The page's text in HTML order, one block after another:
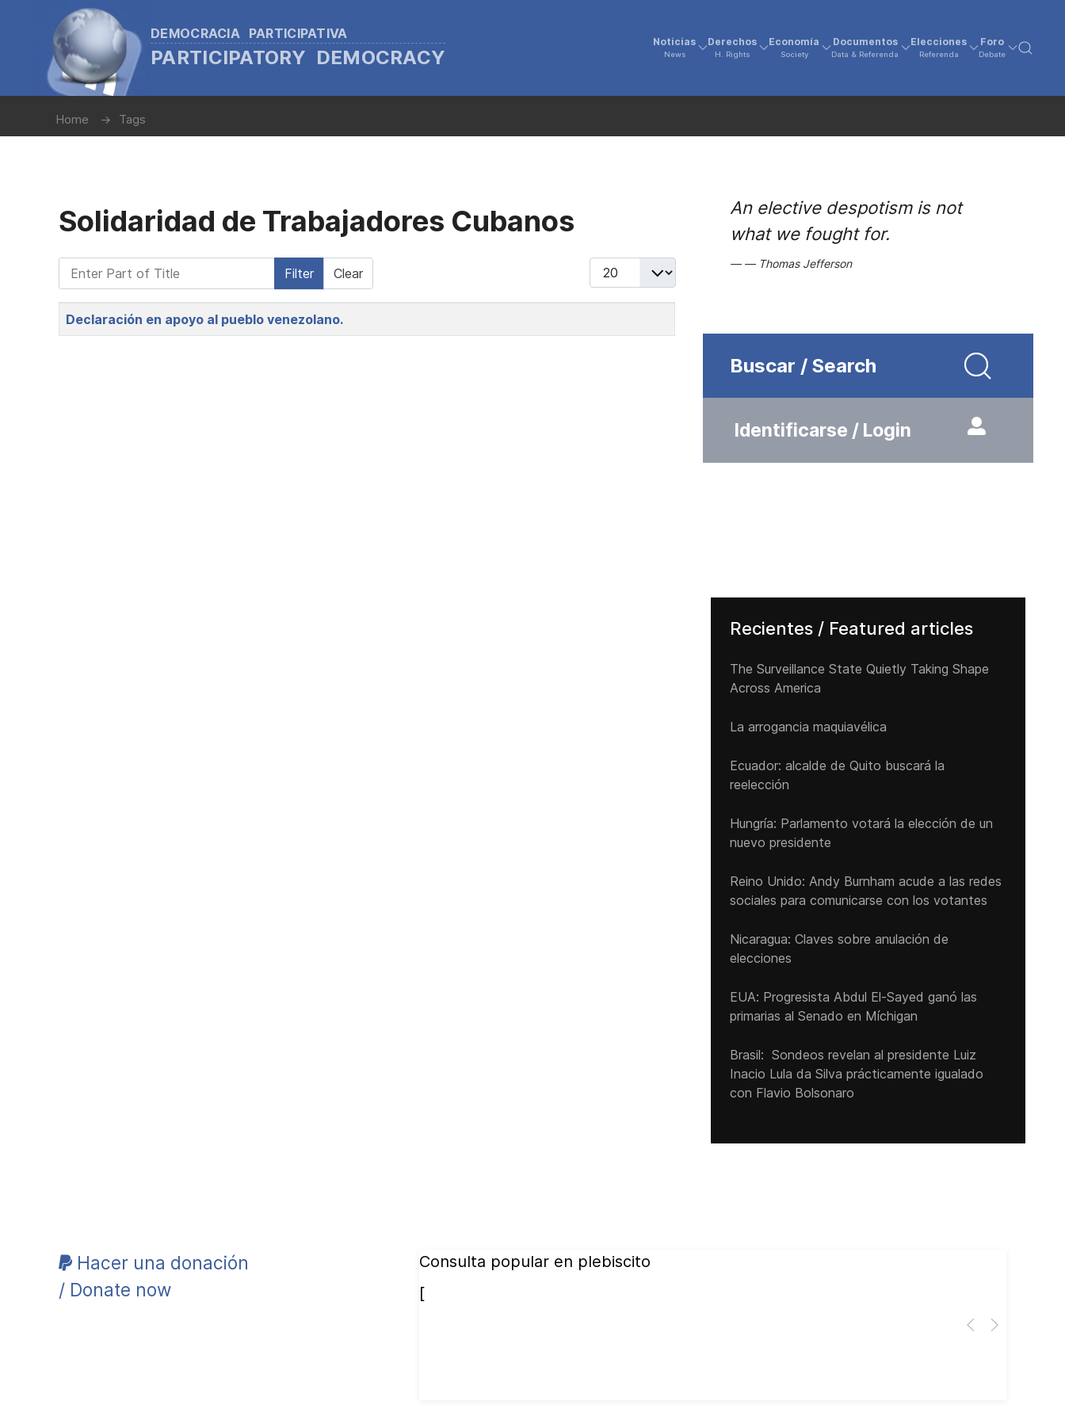
DEMOCRACIA PARTICIPATIVA
PARTICIPATORY DEMOCRACY
Noticias
News
Derechos
H. Rights
Economía
Society
Documentos
Data & Referenda
Elecciones
Referenda
Foro
Debate
Home Tags
Solidaridad de Trabajadores Cubanos
Enter Part of Title Filter Clear Display #
Title
Declaración en apoyo al pueblo venezolano.
An elective despotism is not
what we fought for.
Thomas Jefferson
Buscar / Search
Identificarse / Login
Recientes / Featured articles
The Surveillance State Quietly Taking Shape
Across America
La arrogancia maquiavélica
Ecuador: alcalde de Quito buscará la
reelección
Hungría: Parlamento votará la elección de un
nuevo presidente
Reino Unido: Andy ‌Burnham acude a las redes
sociales para comunicarse con los votantes
Nicaragua: Claves sobre anulación de
elecciones
EUA: Progresista Abdul El-Sayed ganó las
primarias al Senado ‌en Míchigan
Brasil: Sondeos revelan al presidente Luiz
Inacio Lula da Silva prácticamente igualado
con Flavio Bolsonaro
Hacer una donación
/ Donate now
Consulta popular en plebiscito
[